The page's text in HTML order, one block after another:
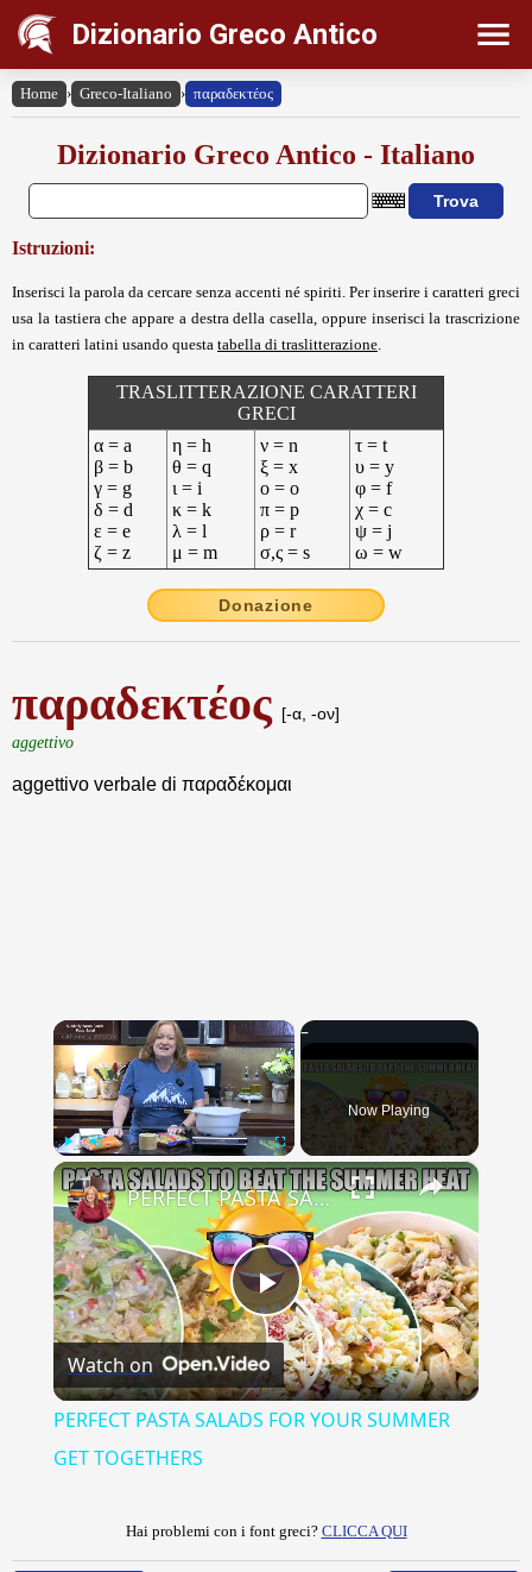
Dizionario Greco Antico
Home › Greco-Italiano › παραδεκτέος
Dizionario Greco Antico - Italiano
Istruzioni:
Inserisci la parola da cercare senza accenti né spiriti. Per inserire i caratteri greci
usa la tastiera che appare a destra della casella, oppure inserisci la trascrizione
in caratteri latini usando questa tabella di traslitterazione
TRASLITTERAZIONE CARATTERI
GRECI
α = a
β = b
γ = g
δ = d
ε = e
ζ = z
η = h
θ = q
ι = i
κ = k
λ = l
μ = m
ν = n
ξ = x
ο = o
π = p
ρ = r
σ,ς = s
τ = t
υ = y
φ = f
χ = c
ψ = j
ω = w
Donazione
παραδεκτέος [-α, -ον]
aggettivo
aggettivo verbale di παραδέκομαι
×
Play Unmute Fullscreen
Now Playing
×
Play
Video
PERFECT PASTA SALADS FOR YOUR SUMMER GET TOGETHERS
Watch on
PERFECT PASTA SALADS FOR YOUR SUMMER
GET TOGETHERS
Hai problemi con i font greci? CLICCA QUI